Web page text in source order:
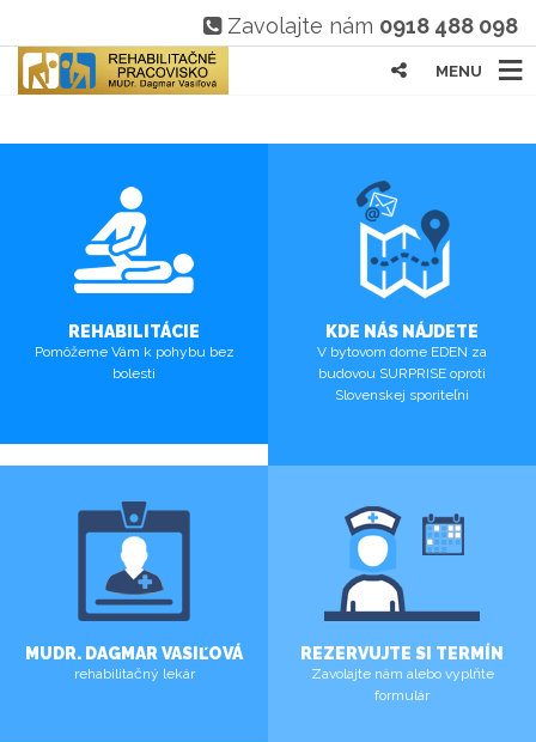
Zavolajte nám 0918 488 098
MENU
REHABILITÁCIE
Pomôžeme Vám k pohybu bez
bolesti
KDE NÁS NÁJDETE
V bytovom dome EDEN za
budovou SURPRISE oproti
Slovenskej sporiteľni
MUDR. DAGMAR VASIĽOVÁ
rehabilitačný lekár
REZERVUJTE SI TERMÍN
Zavolajte nám alebo vyplňte
formulár